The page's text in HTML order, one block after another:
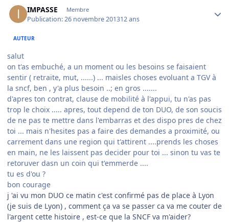
IMPASSE Membre
Publication:26 novembre 201312 ans
AUTEUR
salut
on t'as embuché, a un moment ou les besoins se faisaient
sentir ( retraite, mut, ......) ... maisles choses evoluant a TGV à
la sncf, ben , y'a plus besoin ..; en gros .......
d'apres ton contrat, clause de mobilité à l'appui, tu n'as pas
trop le choix ..... apres, tout depend de ton DUO, de son soucis
de ne pas te mettre dans l'embarras et des dispo pres de chez
toi ... mais n'hesites pas a faire des demandes a proximité, ou
carrement dans une region qui t'attirent ....prends les choses
en main, ne les laissent pas decider pour toi ... sinon tu vas te
retoruver dasn un coin qui t'emmerde ....
tu es d'ou ?
bon courage
j 'ai vu mon DUO ce matin c'est confirmé pas de place à Lyon
(je suis de Lyon) , comment ça va se passer ca va me couter de
l'argent cette histoire , est-ce que la SNCF va m'aider?